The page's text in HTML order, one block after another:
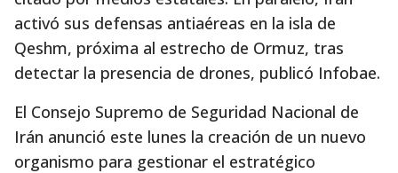
activó sus defensas antiaéreas en la isla de
Qeshm, próxima al estrecho de Ormuz, tras
detectar la presencia de drones, publicó Infobae.
El Consejo Supremo de Seguridad Nacional de
Irán anunció este lunes la creación de un nuevo
organismo para gestionar el estratégico